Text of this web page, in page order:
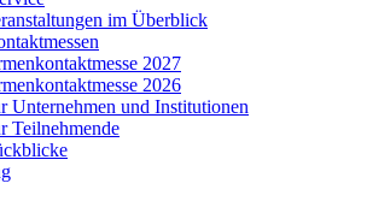
im Überblick
2027
2026
Unternehmen und Institutionen
Teilnehmende